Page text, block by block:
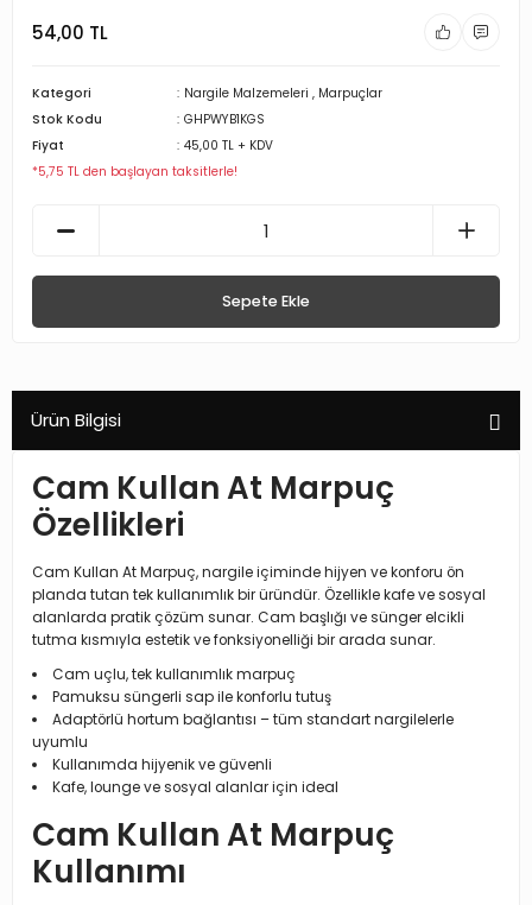
54,00 TL
Kategori Nargile Malzemeleri , Marpuçlar
Stok Kodu
GHPWYB1KGS
Fiyat
45,00 TL + KDV
*5,75 TL den başlayan taksitlerle!
Sepete Ekle
Ürün Bilgisi
Cam Kullan At Marpuç
Özellikleri
Cam Kullan At Marpuç, nargile içiminde hijyen ve konforu ön
planda tutan tek kullanımlık bir üründür. Özellikle kafe ve sosyal
alanlarda pratik çözüm sunar. Cam başlığı ve sünger elcikli
tutma kısmıyla estetik ve fonksiyonelliği bir arada sunar.
Cam uçlu, tek kullanımlık marpuç
Pamuksu süngerli sap ile konforlu tutuş
Adaptörlü hortum bağlantısı – tüm standart nargilelerle
uyumlu
Kullanımda hijyenik ve güvenli
Kafe, lounge ve sosyal alanlar için ideal
Cam Kullan At Marpuç
Kullanımı